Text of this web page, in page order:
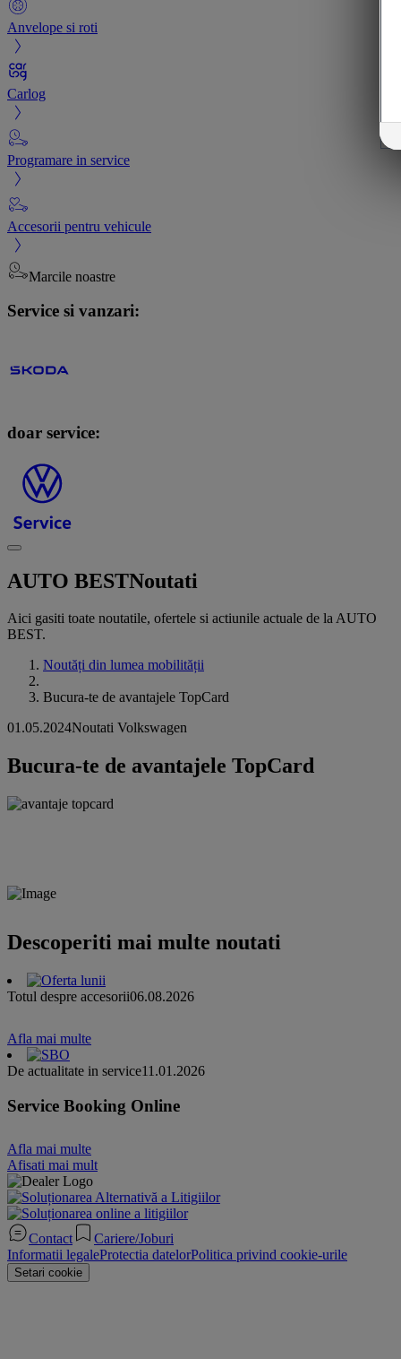
Anvelope si roti
Carlog
Programare in service
Accesorii pentru vehicule
Marcile noastre
Service si vanzari:
doar service:
AUTO BESTNoutati
Aici gasiti toate noutatile, ofertele si actiunile actuale de la AUTO
BEST.
Noutăți din lumea mobilității
Bucura-te de avantajele TopCard
01.05.2024Noutati Volkswagen
Bucura-te de avantajele TopCard
Descoperiti mai multe noutati
Totul despre accesorii06.08.2026
Afla mai multe
De actualitate in service11.01.2026
Service Booking Online
Afla mai multe
Afisati mai mult
Contact
Cariere/Joburi
Informatii legaleProtectia datelorPolitica privind cookie-urile
Setari cookie